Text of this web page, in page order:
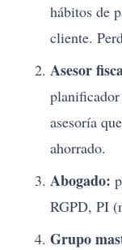
hábitos de
cliente.
Asesor
asesoría
ahorrado.
Abogado:
RGPD, PI
Grupo